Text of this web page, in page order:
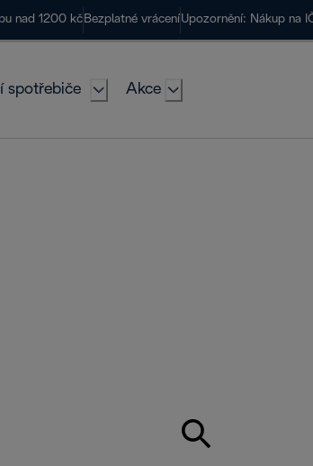
nad 1200 kč Bezplatné vráceníUpozornění: Nákup na
spotřebiče Akce